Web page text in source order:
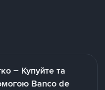
– Купуйте та
Banco de